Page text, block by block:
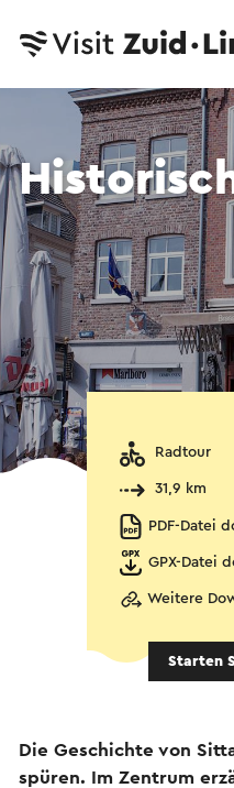
Radtour
31,9 km
PDF-Datei
GPX-Datei
Weitere
Starten
Die Geschichte von
spüren. Im Zentrum